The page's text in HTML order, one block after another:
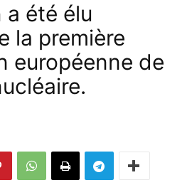
a été élu
la première
européenne de